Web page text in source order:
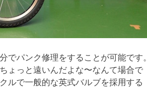
パンク修理をすることが可能です。
ょっと遠いんだよな〜なんて場合で
ルで一般的な英式バルブを採用する